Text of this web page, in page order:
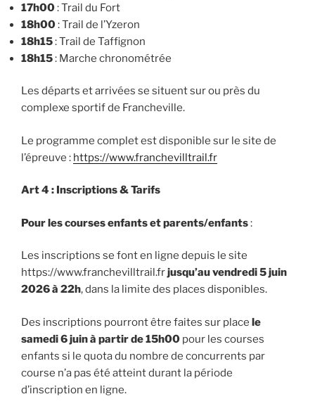
17h00: Trail du Fort
18h00: Trail de l’Yzeron
18h15: Trail de Taffignon
18h15: Marche chronométrée
Les départs et arrivées se situent sur ou près du
complexe sportif de Francheville.
Le programme complet est disponible sur le site de
l’épreuve : https://www.franchevilltrail.fr
Art 4 : Inscriptions & Tarifs
Pour les courses enfants et parents/enfants:
Les inscriptions se font en ligne depuis le site
https://www.franchevilltrail.frjusqu’auvendredi 5 juin
2026 à 22h, dans la limite des places disponibles.
Des inscriptions pourront être faites sur place le
samedi 6 juin à partir de 15h00 pour les courses
enfants si le quota du nombre de concurrents par
course n’a pas été atteint durant la période
d’inscription en ligne.